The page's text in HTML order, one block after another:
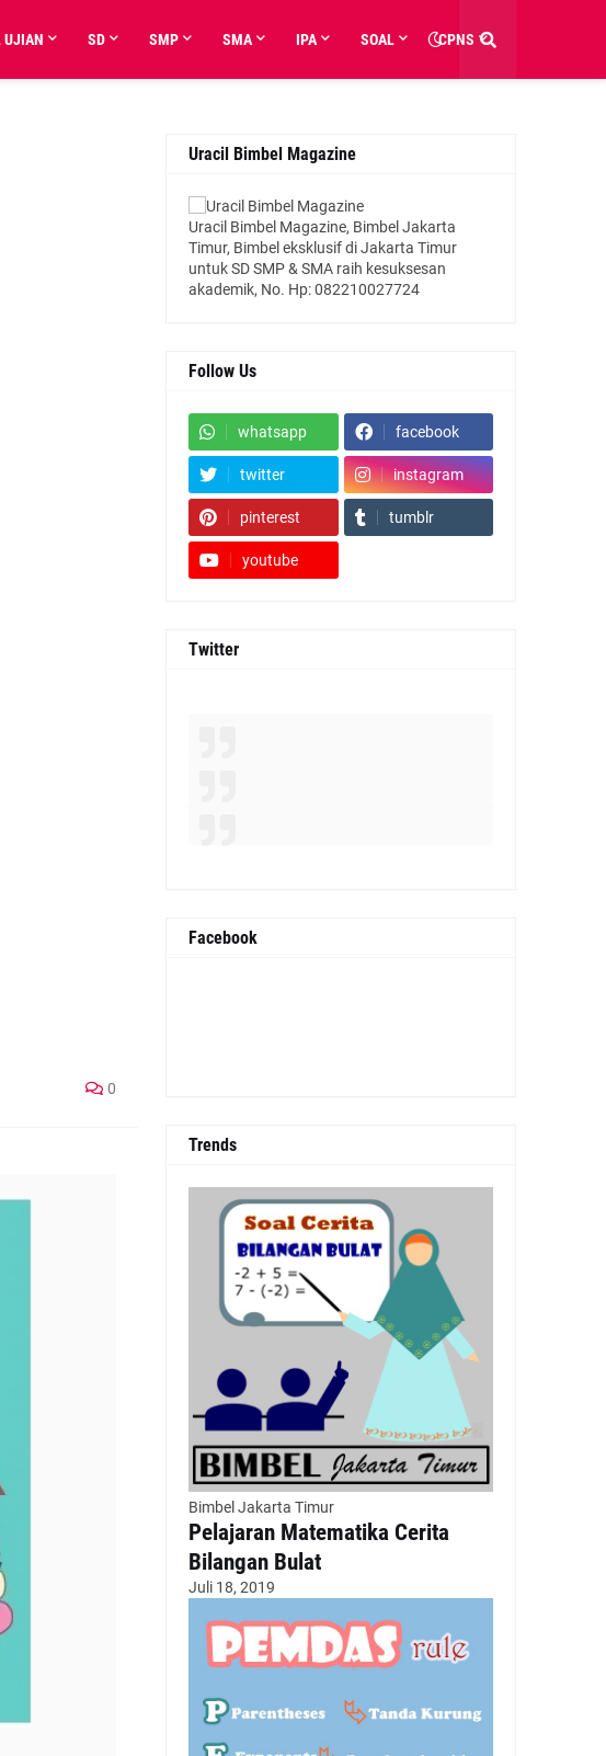
UJIAN SD SMP SMA IPA SOAL CPNS
0
Uracil Bimbel Magazine
Uracil Bimbel Magazine, Bimbel Jakarta
Timur, Bimbel eksklusif di Jakarta Timur
untuk SD SMP & SMA raih kesuksesan
akademik, No. Hp: 082210027724
Follow Us
whatsapp facebook
twitter instagram
pinterest tumblr
youtube
Twitter
Facebook
Trends
Bimbel Jakarta Timur
Pelajaran Matematika Cerita
Bilangan Bulat
Juli 18, 2019